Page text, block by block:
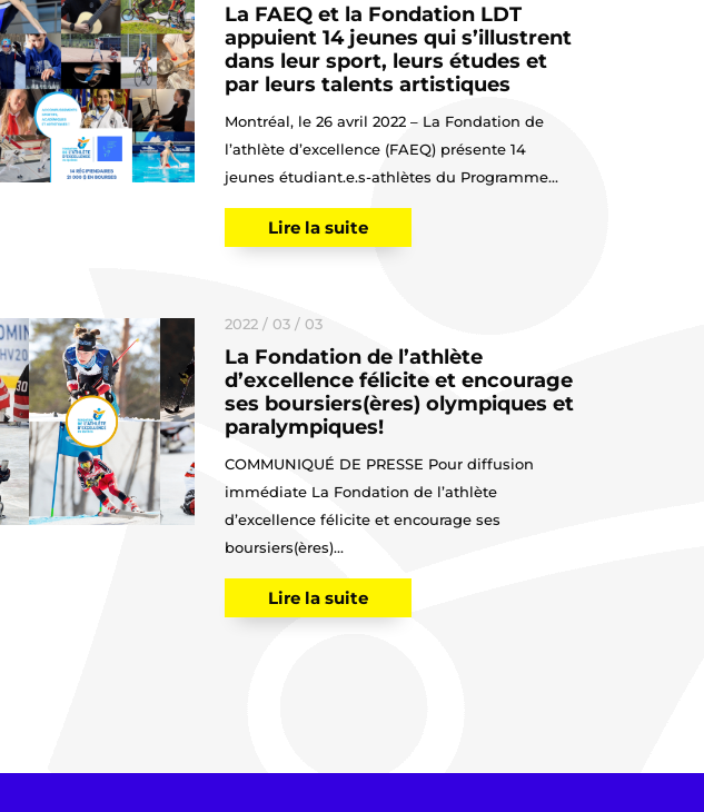
La FAEQ et la Fondation LDT
appuient 14 jeunes qui s’illustrent
dans leur sport, leurs études et
par leurs talents artistiques
Montréal, le 26 avril 2022 – La Fondation de
l’athlète d’excellence (FAEQ) présente 14
jeunes étudiant.e.s-athlètes du Programme...
Lire la suite
La Fondation de l’athlète
d’excellence félicite et encourage
ses boursiers(ères) olympiques et
paralympiques!
2022 / 03 / 03
COMMUNIQUÉ DE PRESSE Pour diffusion
immédiate La Fondation de l’athlète
d’excellence félicite et encourage ses
boursiers(ères)...
Lire la suite